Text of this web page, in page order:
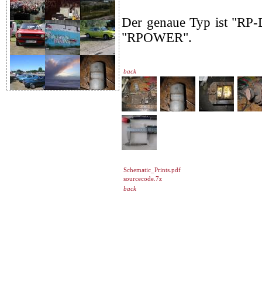
Der genaue Typ ist
"RPOWER".
back
Schematic_Prints.pdf
sourcecode.7z
back